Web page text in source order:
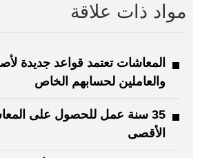
مواد ذات علاقة
المعاشات تعتمد قواعد جديدة
والعاملين لحسابهم الخاص
35 سنة عمل للحصول على
الأقصى